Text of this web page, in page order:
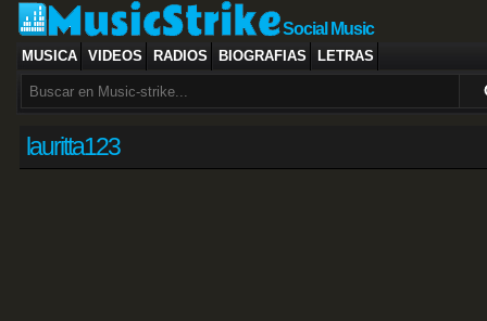
Social Music
MUSICA VIDEOS RADIOS BIOGRAFIAS LETRAS
lauritta123